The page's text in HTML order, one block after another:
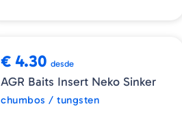
€ 4.30 desde
AGR Baits Insert Neko Sinker
chumbos / tungsten